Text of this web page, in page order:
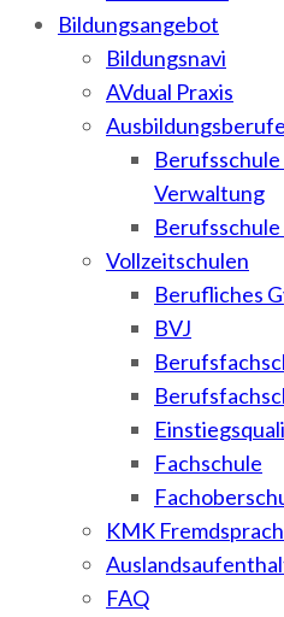
Bildungsangebot
Bildungsnavi
AVdual Praxis
Ausbildungsberufe
Verwaltung
Vollzeitschulen
Berufliches
BVJ
Fachschule
KMK
FAQ